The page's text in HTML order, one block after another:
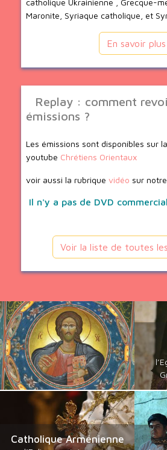
catholique Ukrainienne , Grecque-
Maronite, Syriaque catholique, et
En savoir plus
Replay : comment
émissions ?
Les émissions sont disponibles sur
youtube Chrétiens Orientaux
voir aussi la rubrique vidéo sur
Il n'y a pas de DVD
Voir la liste de toutes
Catholique Arménienne